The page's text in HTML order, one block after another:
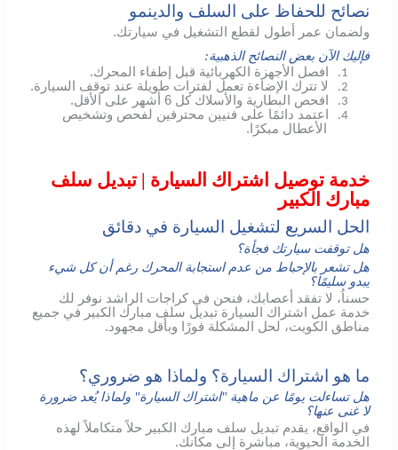
نصائح للحفاظ على السلف والدينمو
ولضمان عمر أطول لقطع التشغيل في سيارتك.
فإليك الآن بعض النصائح الذهبية:
1. افصل الأجهزة الكهربائية قبل إطفاء المحرك.
2. لا تترك الإضاءة تعمل لفترات طويلة عند توقف السيارة.
3. افحص البطارية والأسلاك كل 6 أشهر على الأقل.
4.
اعتمد دائمًا على فنيين محترفين لفحص وتشخيص
الأعطال مبكرًا.
خدمة توصيل اشتراك السيارة | تبديل سلف
مبارك الكبير
الحل السريع لتشغيل السيارة في دقائق
هل توقفت سيارتك فجأة؟
هل تشعر بالإحباط من عدم استجابة المحرك رغم أن كل شيء
يبدو سليمًا؟
حسناُ، لا تفقد أعصابك، فنحن في كراجات الراشد نوفر لك
خدمة عمل اشتراك السيارة تبديل سلف مبارك الكبير في جميع
مناطق الكويت، لحل المشكلة فورًا وبأقل مجهود.
ما هو اشتراك السيارة؟ ولماذا هو ضروري؟
هل تساءلت يومًا عن ماهية "اشتراك السيارة" ولماذا يُعد ضرورة
لا غنى عنها؟
في الواقع، يقدم تبديل سلف مبارك الكبير حلاً متكاملاً لهذه
الخدمة الحيوية، مباشرة إلى مكانك.